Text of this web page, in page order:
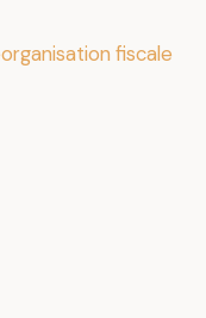
fiscale